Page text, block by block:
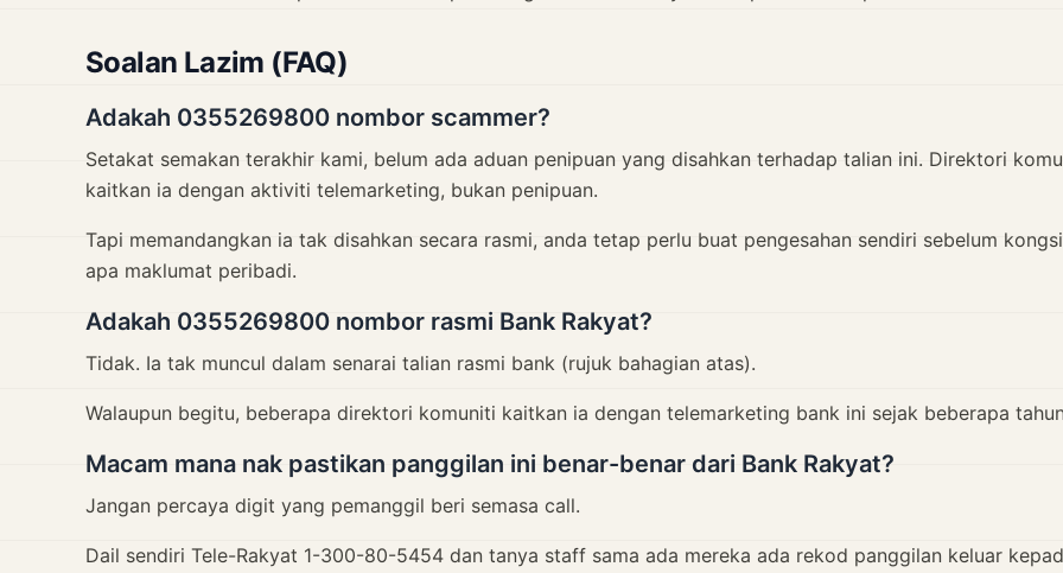
Soalan Lazim (FAQ)
Adakah 0355269800 nombor scammer?
Setakat semakan terakhir kami, belum ada aduan penipuan yang disahkan terhadap talian ini. Direktori
kaitkan ia dengan aktiviti telemarketing, bukan penipuan.
Tapi memandangkan ia tak disahkan secara rasmi, anda tetap perlu buat pengesahan sendiri sebelum
apa maklumat peribadi.
Adakah 0355269800 nombor rasmi Bank Rakyat?
Tidak. Ia tak muncul dalam senarai talian rasmi bank (rujuk bahagian atas).
Walaupun begitu, beberapa direktori komuniti kaitkan ia dengan telemarketing bank ini sejak beberapa
Macam mana nak pastikan panggilan ini benar-benar dari Bank Rakyat?
Jangan percaya digit yang pemanggil beri semasa call.
Dail sendiri Tele-Rakyat 1-300-80-5454 dan tanya staff sama ada mereka ada rekod panggilan keluar